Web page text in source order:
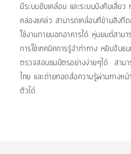
มีระบบขับเคลื่อน และระบบบังคับเลี้ยว
คล่องแคล่ว สามารถเคลื่อนที่ข้ามสิ่งกี
ใช้งานภายนอกอาคารได้ หุ่นยนต์สาม
การใช้เทคนิคการรู้จำท่าทาง หยิบจับธ
ตรวจสอบธนบัตรอย่างง่ายๆได้ สามา
ไทย และถ่ายทอดสื่อความรู้ผ่านทางห
ตัวได้